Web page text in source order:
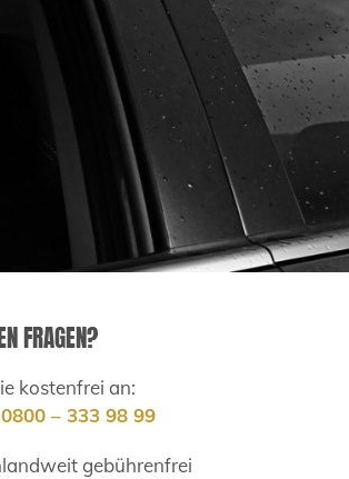
FRAGEN?
kostenfrei an:
– 333 98 99
gebührenfrei